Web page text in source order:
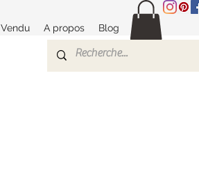
Vendu A propos Blog